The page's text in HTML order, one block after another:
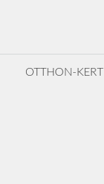
OTTHON-KERT